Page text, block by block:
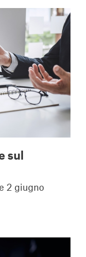
sul
2 giugno